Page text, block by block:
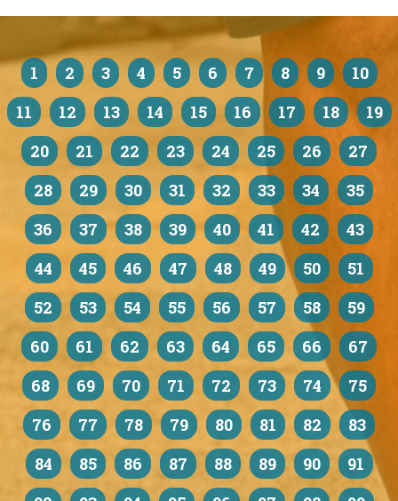
1 2 3 4 5 6 7 8 9
10
11
12 13 14 15 16 17 18
19
20
21 22 23 24 25 26
27
28
29 30 31 32 33 34
35
36
37 38 39 40 41 42
43
44
45 46 47 48 49 50
51
52
53 54 55 56 57 58
59
60
61 62 63 64 65 66
67
68
69 70 71 72 73 74
75
76
77 78 79 80 81 82
83
84
85 86 87 88 89 90
91